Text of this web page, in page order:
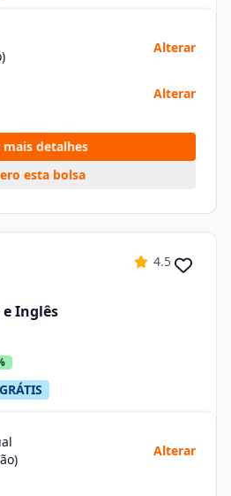
Alterar
Alterar
mais detalhes
esta bolsa
4.5
Inglês
Alterar